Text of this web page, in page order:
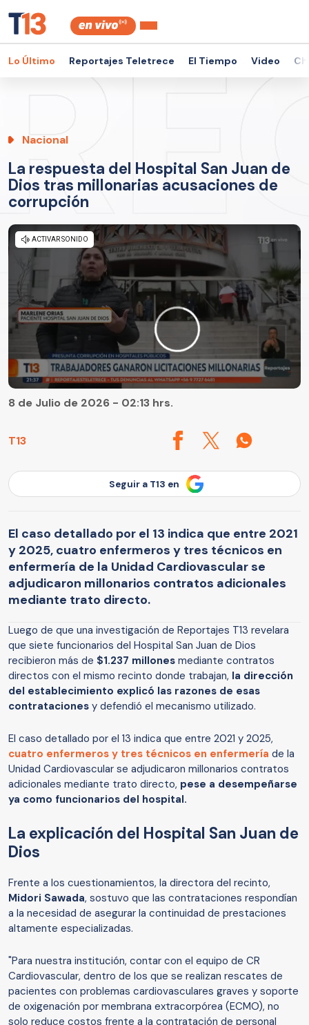
Lo Último Reportajes Teletrece El Tiempo Video
Nacional
La respuesta del Hospital San Juan de
Dios tras millonarias acusaciones de
corrupción
T13
8 de Julio de 2026 - 02:13 hrs.
Seguir a T13 en
El caso detallado por el 13 indica que entre 2021
y 2025, cuatro enfermeros y tres técnicos en
enfermería de la Unidad Cardiovascular se
adjudicaron millonarios contratos adicionales
mediante trato directo.
Luego de que una investigación de Reportajes T13 revelara
que siete funcionarios del Hospital San Juan de Dios
recibieron más de $1.237 millones mediante contratos
directos con el mismo recinto donde trabajan, la dirección
del establecimiento explicó las razones de esas
contrataciones y defendió el mecanismo utilizado.
El caso detallado por el 13 indica que entre 2021 y 2025,
cuatro enfermeros y tres técnicos en enfermería de la
Unidad Cardiovascular se adjudicaron millonarios contratos
adicionales mediante trato directo, pese a desempeñarse
ya como funcionarios del hospital.
La explicación del Hospital San Juan de
Dios
Frente a los cuestionamientos, la directora del recinto,
Midori Sawada, sostuvo que las contrataciones respondían
a la necesidad de asegurar la continuidad de prestaciones
altamente especializadas.
"Para nuestra institución, contar con el equipo de CR
Cardiovascular, dentro de los que se realizan rescates de
pacientes con problemas cardiovasculares graves y soporte
de oxigenación por membrana extracorpórea (ECMO), no
solo reduce costos frente a la contratación de personal